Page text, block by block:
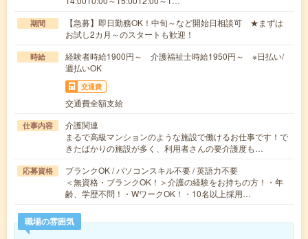
期間
【急募】即日勤務OK！中旬～など開始日相談可 ★まずは
お試し2カ月～のスタートも歓迎！
時給
経験者時給1900円～ 介護福祉士時給1950円～ ※日払い/
週払いOK
交通費
交通費全額支給
仕事内容
介護関連
まるで高級マンションのような施設で働けるお仕事です！で
きたばかりの施設が多く、利用者さんの要介護度も…
応募資格
ブランクOK / パソコンスキル不要 / 英語力不要
＜無資格・ブランクOK！＞介護の経験をお持ちの方！・年
齢、学歴不問！・WワークOK！・10名以上採用…
職場の雰囲気